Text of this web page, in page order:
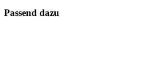
Passend dazu